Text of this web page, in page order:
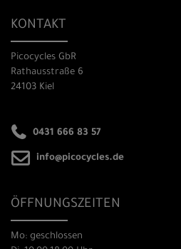
KONTAKT
Picocycles GbR
Rathausstraße 6
24103 Kiel
0431 666 83 57
info@picocycles.de
ÖFFNUNGSZEITEN
Mo: geschlossen